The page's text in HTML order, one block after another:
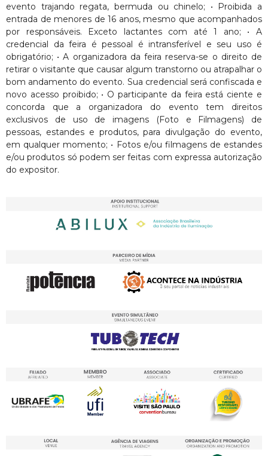
evento trajando regata, bermuda ou chinelo; • Proibida a
entrada de menores de 16 anos, mesmo que acompanhados
por responsáveis. Exceto lactantes com até 1 ano; • A
credencial da feira é pessoal é intransferível e seu uso é
obrigatório; • A organizadora da feira reserva-se o direito de
retirar o visitante que causar algum transtorno ou atrapalhar o
bom andamento do evento. Sua credencial será confiscada e
novo acesso proibido; • O participante da feira está ciente e
concorda que a organizadora do evento tem direitos
exclusivos de uso de imagens (Foto e Filmagens) de
pessoas, estandes e produtos, para divulgação do evento,
em qualquer momento; • Fotos e/ou filmagens de estandes
e/ou produtos só podem ser feitas com expressa autorização
do expositor.